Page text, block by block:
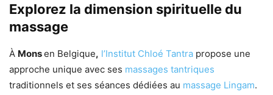
Explorez la dimension spirituelle du
massage
À Monsen Belgique, l’Institut Chloé Tantra propose une
approche unique avec ses massages tantriques
traditionnels et ses séances dédiées au massage Lingam.